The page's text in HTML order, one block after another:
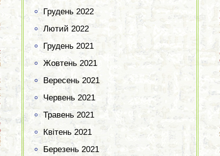
Грудень 2022
Лютий 2022
Грудень 2021
Жовтень 2021
Вересень 2021
Червень 2021
Травень 2021
Квітень 2021
Березень 2021